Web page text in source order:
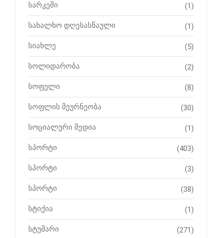
სარკეში (1)
სახალხო დღესასწაული (1)
სიახლე (5)
სოლიდარობა (2)
სოფელი (8)
სოფლის მეურნეობა (30)
სოციალური მედია (1)
სპორტი (403)
სპორტი (3)
სპორტი (38)
სტიქია (1)
სტუმარი (271)